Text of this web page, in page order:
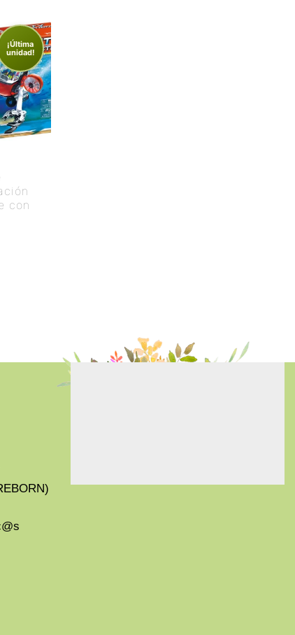
¡Última
unidad!
con